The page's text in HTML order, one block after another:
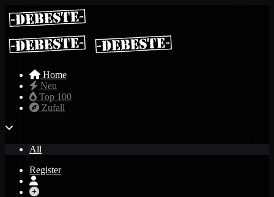
Home
Neu
Top 100
Zufall
All
Register